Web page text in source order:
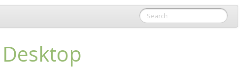
Desktop